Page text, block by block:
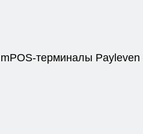
mPOS-терминалы